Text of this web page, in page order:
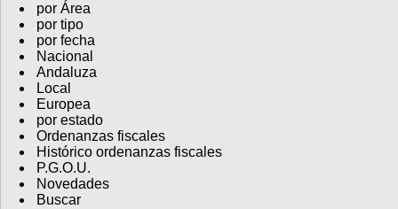
por Área
por tipo
por fecha
Nacional
Andaluza
Local
Europea
por estado
Ordenanzas fiscales
Histórico ordenanzas fiscales
P.G.O.U.
Novedades
Buscar